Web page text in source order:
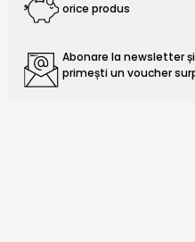
orice produs
Abonare la newsletter și
primești un voucher